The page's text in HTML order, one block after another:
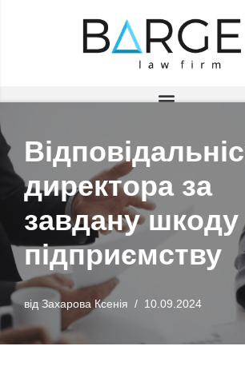
директора за
завдану шкоду
підприємству
від Захарова Ксенія 10.09.2024